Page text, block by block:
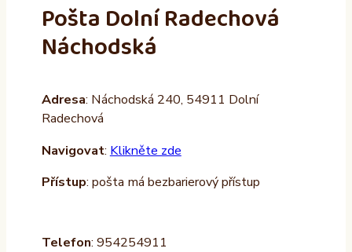
Pošta Dolní Radechová
Náchodská
Adresa: Náchodská 240, 54911 Dolní
Radechová
Navigovat: Klikněte zde
Přístup: pošta má bezbarierový přístup
Telefon: 954254911